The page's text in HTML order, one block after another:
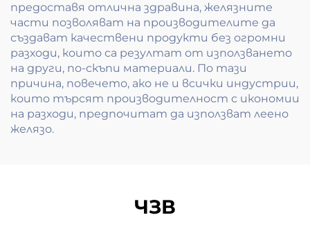
предоставя отлична здравина, желязните
части позволяват на производителите да
създават качествени продукти без огромни
разходи, които са резултат от използването
на други, по-скъпи материали. По тази
причина, повечето, ако не и всички индустрии,
които търсят производителност с икономии
на разходи, предпочитат да използват леено
желязо.
ЧЗВ